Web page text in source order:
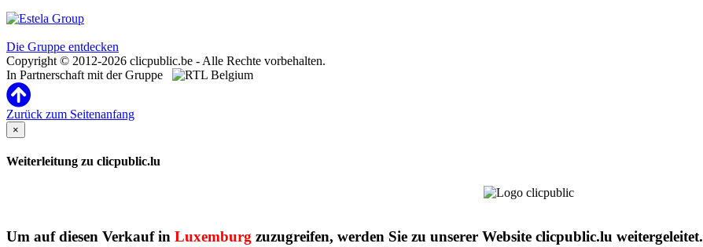
Die Gruppe entdecken
Copyright © 2012-2026 clicpublic.be - Alle Rechte vorbehalten.
In Partnerschaft mit der Gruppe
Zurück zum Seitenanfang
×
Weiterleitung zu clicpublic.lu
Um auf diesen Verkauf in Luxemburg zuzugreifen, werden Sie zu unserer Website clicpublic.lu weitergeleitet.